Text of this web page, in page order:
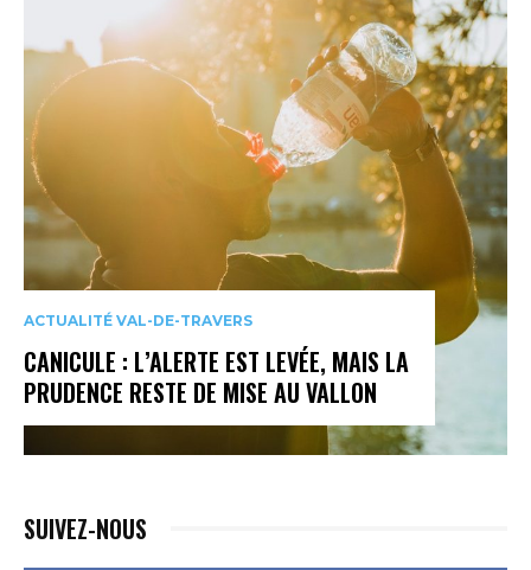
ACTUALITÉ VAL-DE-TRAVERS
CANICULE : L’ALERTE EST LEVÉE, MAIS LA
PRUDENCE RESTE DE MISE AU VALLON
SUIVEZ-NOUS